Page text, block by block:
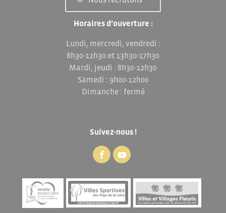
Horaires d’ouverture :
Lundi, mercredi, vendredi :
8h30-12h30 et 13h30-17h30
Mardi, jeudi : 8h30-12h30
Samedi : 9h00-12h00
Dimanche : fermé
Suivez-nous !